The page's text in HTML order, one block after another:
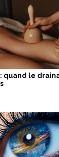
: quand le